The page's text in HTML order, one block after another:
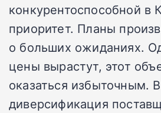
конкурентоспособной в
приоритет. Планы
о больших ожиданиях.
цены вырастут, этот
оказаться избыточным.
диверсификация